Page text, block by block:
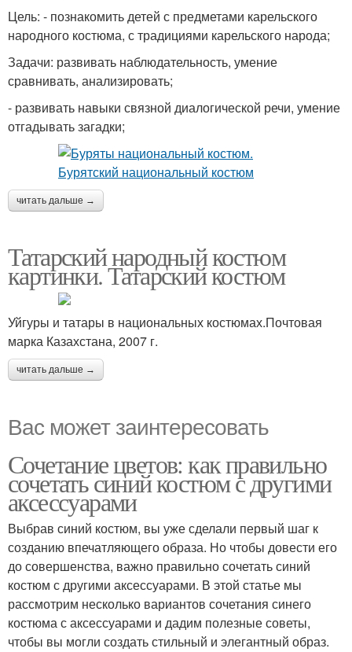
Цель: - познакомить детей с предметами карельского
народного костюма, с традициями карельского народа;
Задачи: развивать наблюдательность, умение
сравнивать, анализировать;
- развивать навыки связной диалогической речи, умение
отгадывать загадки;
читать дальше →
Татарский народный костюм
картинки. Татарский костюм
Уйгуры и татары в национальных костюмах.Почтовая
марка Казахстана, 2007 г.
читать дальше →
Вас может заинтересовать
Сочетание цветов: как правильно
сочетать синий костюм с другими
аксессуарами
Выбрав синий костюм, вы уже сделали первый шаг к
созданию впечатляющего образа. Но чтобы довести его
до совершенства, важно правильно сочетать синий
костюм с другими аксессуарами. В этой статье мы
рассмотрим несколько вариантов сочетания синего
костюма с аксессуарами и дадим полезные советы,
чтобы вы могли создать стильный и элегантный образ.